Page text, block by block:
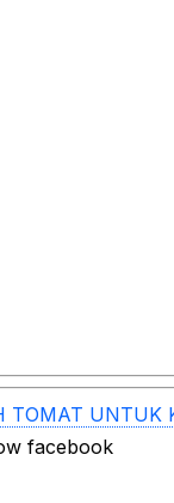
TOMAT UNTUK
facebook